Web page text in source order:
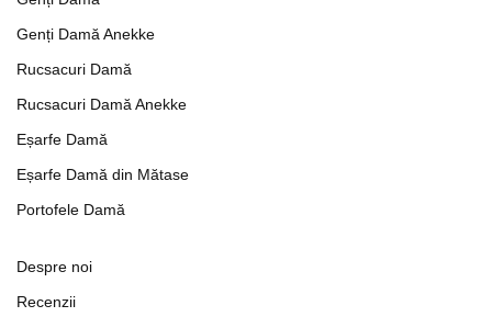
Genți Damă Anekke
Rucsacuri Damă
Rucsacuri Damă Anekke
Eșarfe Damă
Eșarfe Damă din Mătase
Portofele Damă
Despre noi
Recenzii